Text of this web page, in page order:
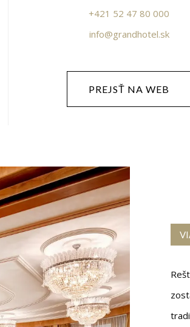
+421 52 47 80 000
info@grandhotel.sk
PREJSŤ NA WEB